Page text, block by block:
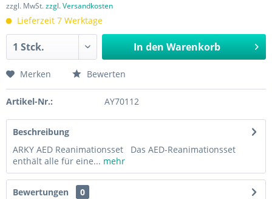
zzgl. MwSt.zzgl. Versandkosten
Lieferzeit 7 Werktage
In den Warenkorb
Merken Bewerten
Artikel-Nr.: AY70112
Beschreibung
ARKY AED Reanimationsset Das AED-Reanimationsset
enthält alle für eine... mehr
Bewertungen
0